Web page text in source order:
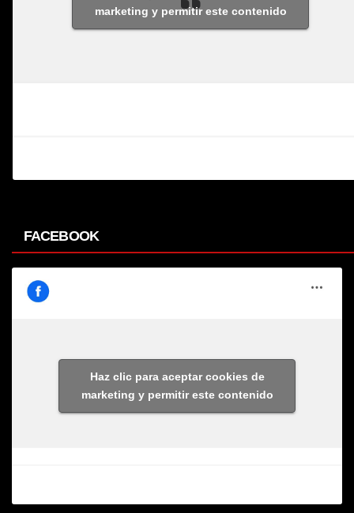
marketing y permitir este contenido
FACEBOOK
Haz clic para aceptar cookies de
marketing y permitir este contenido